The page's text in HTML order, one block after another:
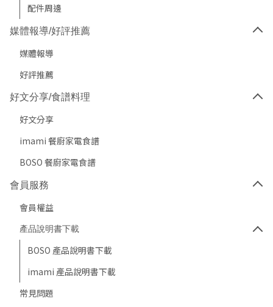
配件周邊
媒體報導/好評推薦
媒體報導
好評推薦
好文分享/食譜料理
好文分享
imami 餐廚家電食譜
BOSO 餐廚家電食譜
會員服務
會員權益
產品說明書下載
BOSO 產品說明書下載
imami 產品說明書下載
常見問題